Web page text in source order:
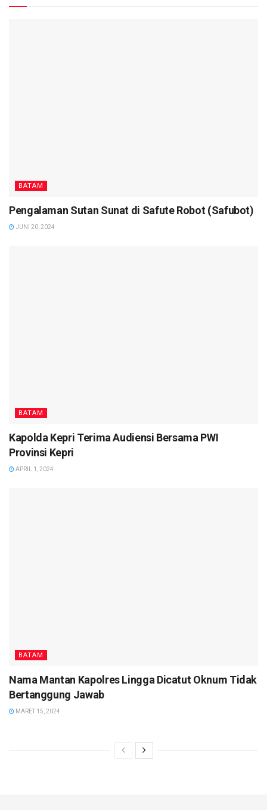
BATAM
Pengalaman Sutan Sunat di Safute Robot (Safubot)
JUNI 20, 2024
BATAM
Kapolda Kepri Terima Audiensi Bersama PWI
Provinsi Kepri
APRIL 1, 2024
BATAM
Nama Mantan Kapolres Lingga Dicatut Oknum Tidak
Bertanggung Jawab
MARET 15, 2024